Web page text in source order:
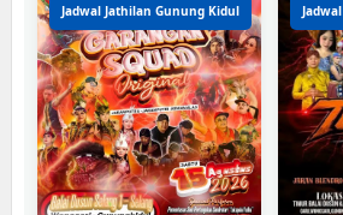
Jadwal Jathilan Gunung Kidul